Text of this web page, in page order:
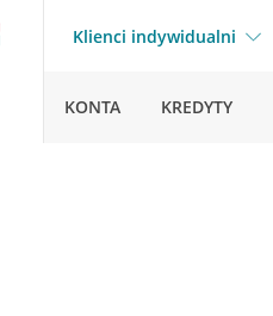
Klienci indywidualni
KONTA KREDYTY